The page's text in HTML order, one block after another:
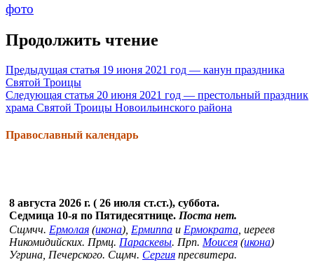
фото
Продолжить чтение
Предыдущая статья 19 июня 2021 год — канун праздника
Святой Троицы
Следующая статья 20 июня 2021 год — престольный праздник
храма Святой Троицы Новоильинского района
Православный календарь
8 августа 2026 г. ( 26 июля ст.ст.), суббота.
Седмица 10-я по Пятидесятнице. Поста нет.
Сщмчч. Ермолая (икона), Ермиппа и Ермократа , иереев
Никомидийских. Прмц. Параскевы. Прп. Моисея (икона)
Угрина, Печерского. Сщмч. Сергия пресвитера.